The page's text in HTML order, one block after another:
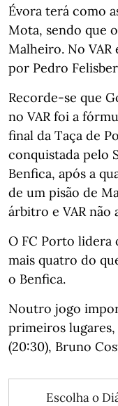
Évora terá como
Mota, sendo que
Malheiro. No
por Pedro
Recorde-se que
no VAR foi a
final da Taça de
conquistada pelo
Benfica, após a
de um pisão de
árbitro e VAR não
O FC Porto lidera
mais quatro do
o Benfica.
Noutro jogo
primeiros
(20:30), Bruno
Escolha o